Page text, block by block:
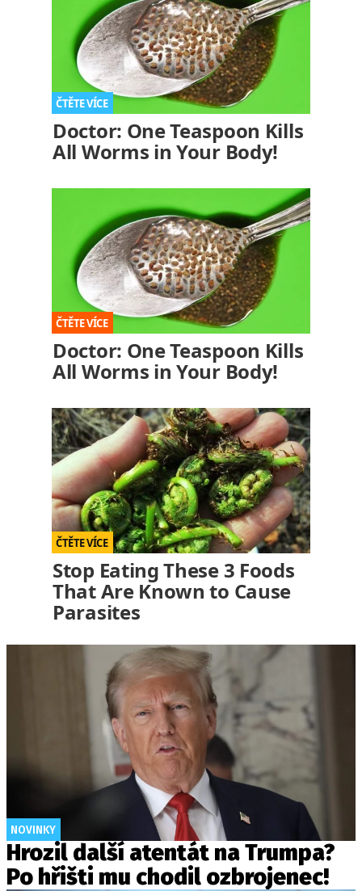
Doctor: One Teaspoon Kills
All Worms in Your Body!
Doctor: One Teaspoon Kills
All Worms in Your Body!
Stop Eating These 3 Foods
That Are Known to Cause
Parasites
NOVINKY
Hrozil další atentát na Trumpa?
Po hřišti mu chodil ozbrojenec!